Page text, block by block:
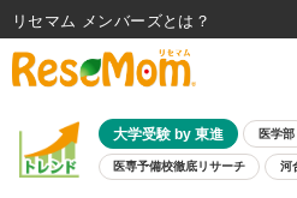
大学受験 by 東進 医学部
医専予備校徹底リサーチ 河
リセマム メンバーズ